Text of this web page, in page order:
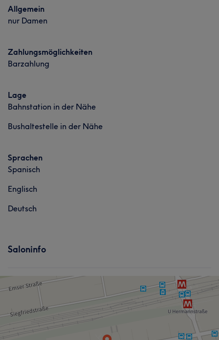
Allgemein
nur Damen
Zahlungsmöglichkeiten
Barzahlung
Lage
Bahnstation in der Nähe
Bushaltestelle in der Nähe
Sprachen
Spanisch
Englisch
Deutsch
Saloninfo